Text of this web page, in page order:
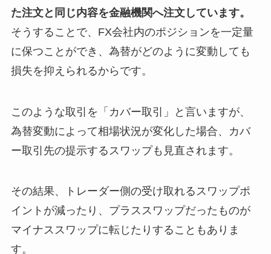
た注文と同じ内容を金融機関へ注文しています。
そうすることで、FX会社内のポジションを一定量
に保つことができ、為替がどのように変動しても
損失を抑えられるからです。
このような取引を「カバー取引」と言いますが、
為替変動によって相場状況が変化した場合、カバ
ー取引先の提示するスワップも見直されます。
その結果、トレーダー側の受け取れるスワップポ
イントが減ったり、プラススワップだったものが
マイナススワップに転じたりすることもありま
す。